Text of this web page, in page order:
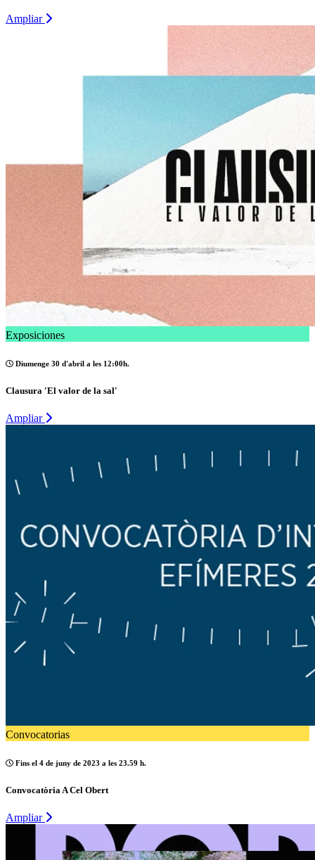
Ampliar
Exposiciones
Diumenge 30 d'abril a les 12:00h.
Clausura 'El valor de la sal'
Ampliar
Convocatorias
Fins el 4 de juny de 2023 a les 23.59 h.
Convocatòria A Cel Obert
Ampliar